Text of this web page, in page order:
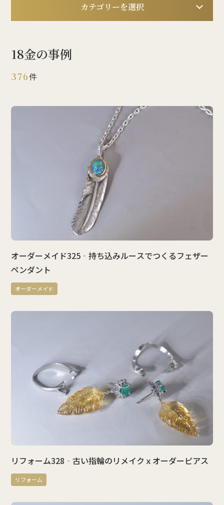
カテゴリーを選択
18金の事例
376件
オーダーメイド325‐持ち込みルースでつくるフェザー
ペンダント
オーダーメイド
リフォーム328‐古い指輪のリメイクｘオーダーピアス
リフォーム